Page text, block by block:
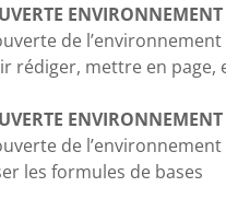
de l’environnement
rédiger, mettre en
ENVIRONNEMENT
de l’environnement
les formules de bases